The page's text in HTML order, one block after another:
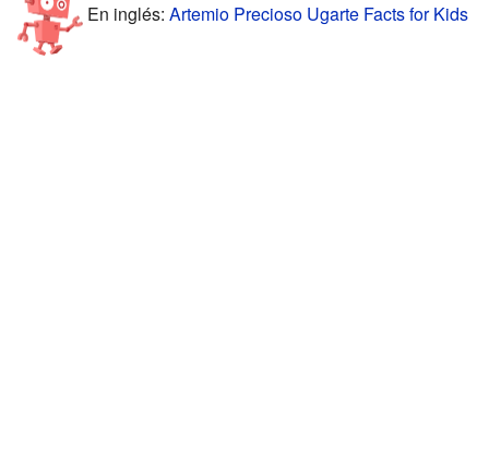
En inglés: Artemio Precioso Ugarte Facts for Kids